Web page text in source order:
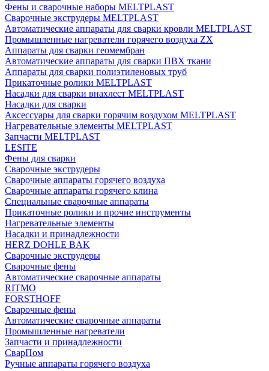
Фены и сварочные наборы MELTPLAST
Сварочные экструдеры MELTPLAST
Автоматические аппараты для сварки кровли MELTPLAST
Промышленные нагреватели горячего воздуха ZX
Аппараты для сварки геомембран
Автоматические аппараты для сварки ПВХ ткани
Аппараты для сварки полиэтиленовых труб
Прикаточные ролики MELTPLAST
Насадки для сварки внахлест MELTPLAST
Насадки для сварки
Аксессуары для сварки горячим воздухом MELTPLAST
Нагревательные элементы MELTPLAST
Запчасти MELTPLAST
LESITE
Фены для сварки
Сварочные экструдеры
Сварочные аппараты горячего воздуха
Сварочные аппараты горячего клина
Специальные сварочные аппараты
Прикаточные ролики и прочие инструменты
Нагревательные элементы
Насадки и принадлежности
HERZ DOHLE BAK
Сварочные экструдеры
Сварочные фены
Автоматические сварочные аппараты
RITMO
FORSTHOFF
Сварочные фены
Автоматические сварочные аппараты
Промышленные нагреватели
Запчасти и принадлежности
СварПом
Ручные аппараты горячего воздуха